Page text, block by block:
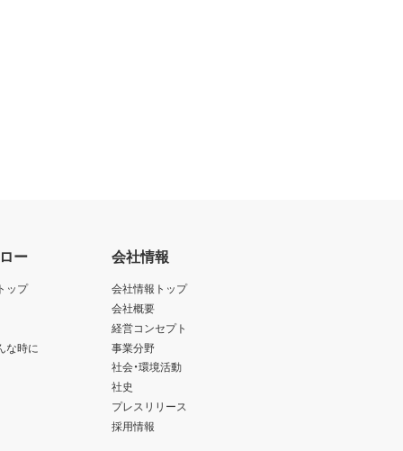
ー
ップ
な時に
会社情報
会社情報トップ
会社概要
経営コンセプト
事業分野
社会・環境活動
社史
プレスリリース
採用情報